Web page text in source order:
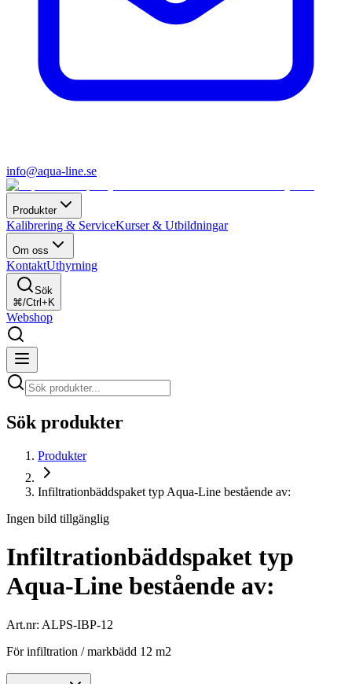
info@aqua-line.se
Produkter
Kalibrering & ServiceKurser & Utbildningar
Om oss
KontaktUthyrning
Sök
⌘/Ctrl+K
Webshop
Sök produkter
Produkter
Infiltrationbäddspaket typ Aqua-Line bestående av:
Ingen bild tillgänglig
Infiltrationbäddspaket typ
Aqua-Line bestående av:
Art.nr: ALPS-IBP-12
För infiltration / markbädd 12 m2